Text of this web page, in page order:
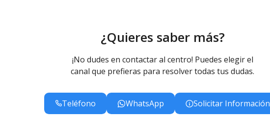
¿Quieres saber más?
¡No dudes en contactar al centro! Puedes elegir el
canal que prefieras para resolver todas tus dudas.
Teléfono WhatsApp Solicitar Información